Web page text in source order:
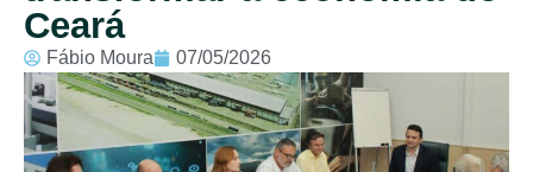
Ceará
Fábio Moura 07/05/2026